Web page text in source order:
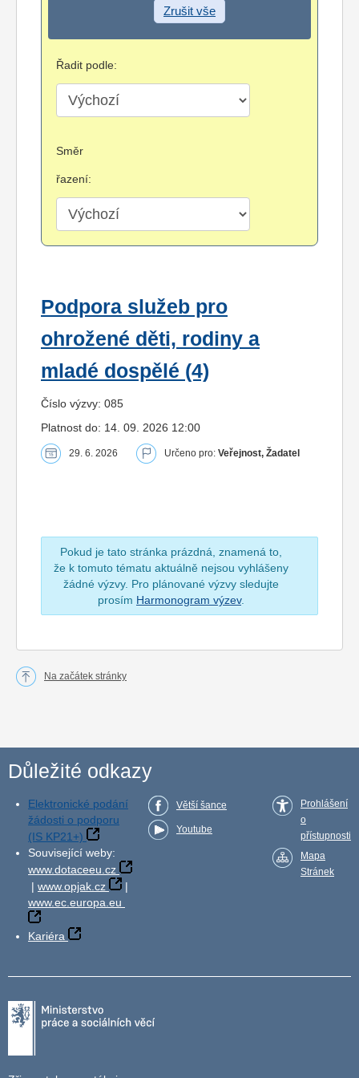
Zrušit vše
Řadit podle:
Směr
řazení:
Podpora služeb pro
ohrožené děti, rodiny a
mladé dospělé (4)
Číslo výzvy: 085
Platnost do: 14. 09. 2026 12:00
29. 6. 2026 Určeno pro: Veřejnost, Žadatel
Pokud je tato stránka prázdná, znamená to,
že k tomuto tématu aktuálně nejsou vyhlášeny
žádné výzvy. Pro plánované výzvy sledujte
prosím Harmonogram výzev.
Na začátek stránky
Důležité odkazy
Elektronické podání
žádosti o podporu
(IS KP21+)
Související weby:
www.dotaceeu.cz
| www.opjak.cz
|
www.ec.europa.eu
Kariéra
Větší šance
Youtube
Prohlášení
o
přístupnosti
Mapa
Stránek